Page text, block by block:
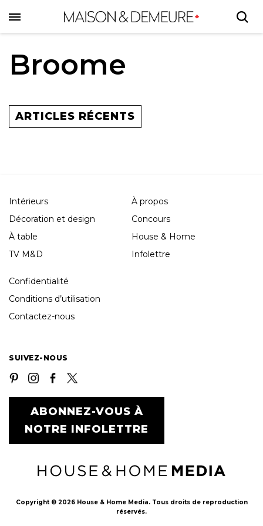
to
main
content
Broome
ARTICLES RÉCENTS
Intérieurs
Décoration et design
À table
TV M&D
À propos
Concours
House & Home
Infolettre
Confidentialité
Conditions d’utilisation
Contactez-nous
SUIVEZ-NOUS
ABONNEZ-VOUS À
NOTRE INFOLETTRE
Copyright © 2026 House & Home Media. Tous droits de reproduction
réservés.